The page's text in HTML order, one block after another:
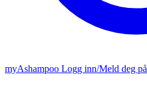
myAshampoo Logg inn/Meld deg på